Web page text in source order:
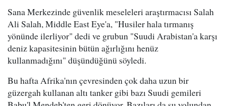
Sana Merkezinde güvenlik meseleleri araştırmacısı Salah
Ali Salah, Middle East Eye'a, "Husiler hala tırmanış
yönünde ilerliyor" dedi ve grubun "Suudi Arabistan'a karşı
deniz kapasitesinin bütün ağırlığını henüz
kullanmadığını" düşündüğünü söyledi.
Bu hafta Afrika'nın çevresinden çok daha uzun bir
güzergah kullanan altı tanker gibi bazı Suudi gemileri